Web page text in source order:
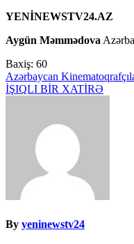
YENİNEWSTV24.AZ
Aygün Məmmədova
Baxiş: 60
Yazı
naviqasiyası
Azərbaycan
İŞIQLI BİR XATİRƏ
By yeninewstv24